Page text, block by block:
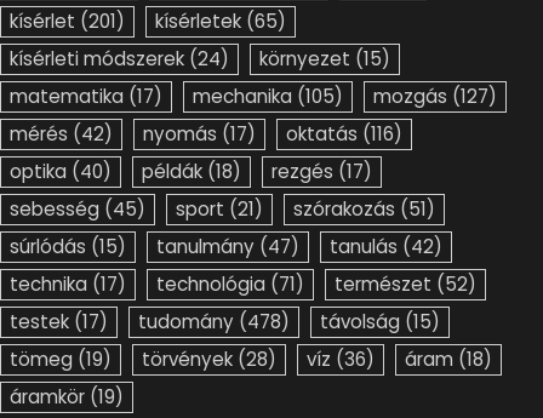
kísérlet (201) kísérletek (65)
kísérleti módszerek (24) környezet (15)
matematika (17) mechanika (105) mozgás (127)
mérés (42) nyomás (17) oktatás (116)
optika (40) példák (18) rezgés (17)
sebesség (45) sport (21) szórakozás (51)
súrlódás (15) tanulmány (47) tanulás (42)
technika (17) technológia (71) természet (52)
testek (17) tudomány (478) távolság (15)
tömeg (19) törvények (28) víz (36) áram (18)
áramkör (19)